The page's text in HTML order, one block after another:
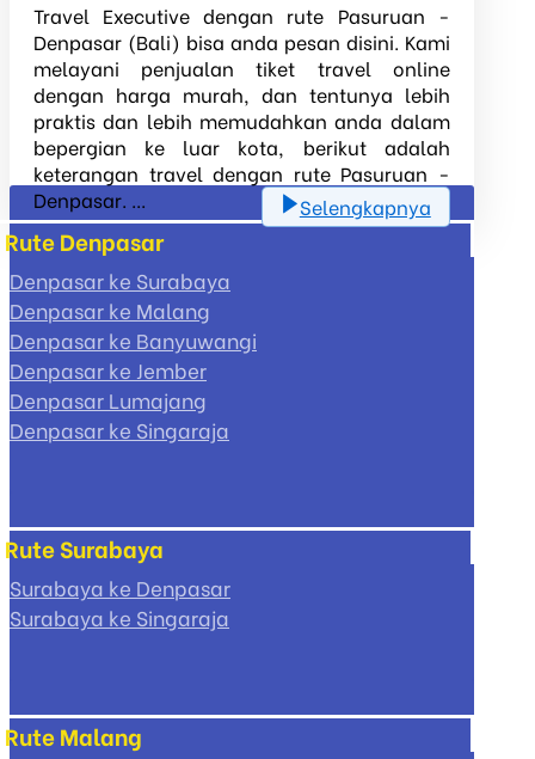
Travel Executive dengan rute Pasuruan -
Denpasar (Bali) bisa anda pesan disini. Kami
melayani penjualan tiket travel online
dengan harga murah, dan tentunya lebih
praktis dan lebih memudahkan anda dalam
bepergian ke luar kota, berikut adalah
keterangan travel dengan rute Pasuruan -
Denpasar. ...
Selengkapnya
Rute Denpasar
Denpasar ke Surabaya
Denpasar ke Malang
Denpasar ke Banyuwangi
Denpasar ke Jember
Denpasar Lumajang
Denpasar ke Singaraja
Rute Surabaya
Surabaya ke Denpasar
Surabaya ke Singaraja
Rute Malang